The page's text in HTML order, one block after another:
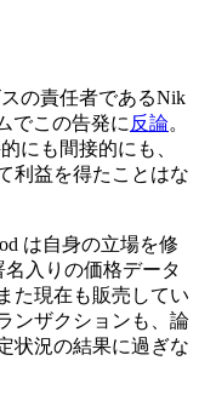
の責任者であるNik
でこの告発に 反論。
にも間接的にも、
利益を得たことはな
は自身の立場を修
入りの価格データ
た現在も販売してい
ンザクションも、論
状況の結果に過ぎな